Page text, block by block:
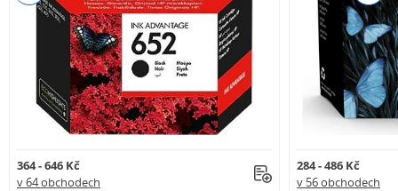
364 - 646 Kč
v 64 obchodech
284 - 486 Kč
v 56 obchodech